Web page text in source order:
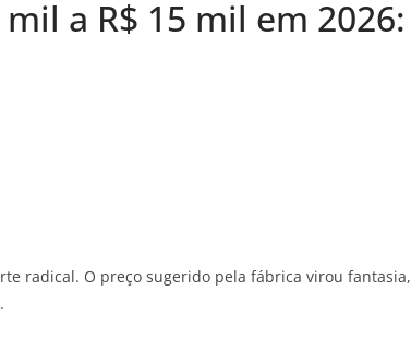
a R$ 15 mil em 2026:
radical. O preço sugerido pela fábrica virou fantasia,